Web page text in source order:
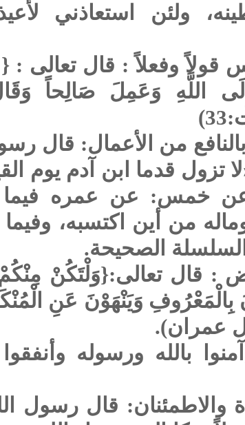
ولئن استعاذني
قولاً وفعلاً : قال تعالى
اللَّهِ وَعَمِلَ صَالِحاً
بالنافع من الأعمال: قال
تزول قدما ابن آدم يوم
خمس: عن عمره فيما
من أين اكتسبه، وفيما
الصحيحة.
: قال تعالى:{وَلْتَكُنْ
بِالْمَعْرُوفِ وَيَنْهَوْنَ عَنِ
بالله ورسوله
والاطمئنان: قال رسول